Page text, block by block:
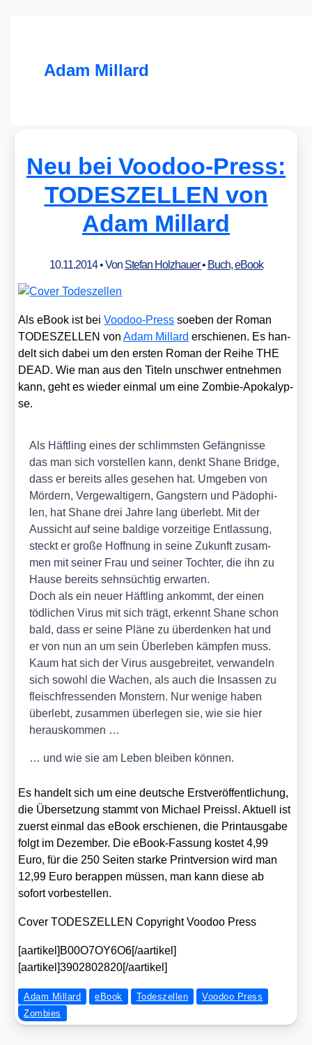
Adam Millard
Neu bei Voodoo-Press:
TODESZELLEN von
Adam Millard
10.11.2014• Von Stefan Holzhauer• Buch,eBook
Als eBook ist beiVoo­doo-Press soeben der Roman
TODESZELLEN vonAdam Mil­lard erschie­nen. Es han­
delt sich dabei um den ers­ten Roman der Rei­he THE
DEAD. Wie man aus den Titeln unschwer ent­neh­men
kann, geht es wie­der ein­mal um eine Zom­bie-Apo­ka­lyp­
se.
Als Häft­ling eines der schlimms­ten Gefäng­nis­se
das man sich vor­stel­len kann, denkt Shane Bridge,
dass er bereits alles gese­hen hat. Umge­ben von
Mör­dern, Ver­ge­wal­ti­gern, Gangs­tern und Pädo­phi­
len, hat Shane drei Jah­re lang über­lebt. Mit der
Aus­sicht auf sei­ne bal­di­ge vor­zei­ti­ge Ent­las­sung,
steckt er gro­ße Hoff­nung in sei­ne Zukunft zusam­
men mit sei­ner Frau und sei­ner Toch­ter, die ihn zu
Hau­se bereits sehn­süch­tig erwar­ten.
Doch als ein neu­er Häft­ling ankommt, der einen
töd­li­chen Virus mit sich trägt, erkennt Shane schon
bald, dass er sei­ne Plä­ne zu über­den­ken hat und
er von nun an um sein Über­le­ben kämp­fen muss.
Kaum hat sich der Virus aus­ge­brei­tet, ver­wan­deln
sich sowohl die Wachen, als auch die Insas­sen zu
fleisch­fres­sen­den Mons­tern. Nur weni­ge haben
über­lebt, zusam­men über­le­gen sie, wie sie hier
her­aus­kom­men …
… und wie sie am Leben blei­ben kön­nen.
Es han­delt sich um eine deut­sche Erst­ver­öf­fent­li­chung,
die Über­set­zung stammt von Micha­el Preis­sl. Aktu­ell ist
zuerst ein­mal das eBook erschie­nen, die Print­aus­ga­be
folgt im Dezem­ber. Die eBook-Fas­sung kos­tet 4,99
Euro, für die 250 Sei­ten star­ke Print­ver­si­on wird man
12,99 Euro berap­pen müs­sen, man kann die­se ab
sofort vor­be­stel­len.
Cover TODESZELLEN Copy­right Voo­doo Press
[aartikel]B00O7OY6O6[/aartikel]
[aartikel]3902802820[/aartikel]
Adam Millard eBook Todeszellen
Voodoo Press
Zombies